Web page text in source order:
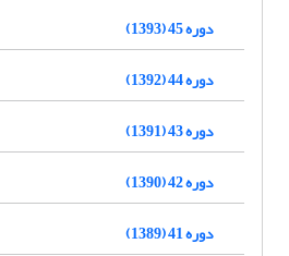
دوره 45 (1393)
دوره 44 (1392)
دوره 43 (1391)
دوره 42 (1390)
دوره 41 (1389)